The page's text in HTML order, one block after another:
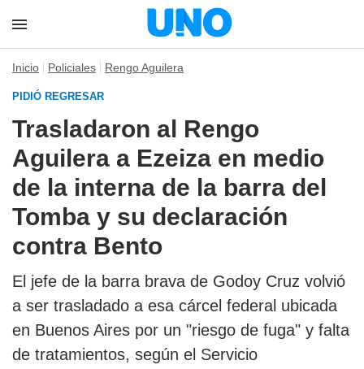
Inicio Policiales Rengo Aguilera
PIDIÓ REGRESAR
Trasladaron al Rengo
Aguilera a Ezeiza en medio
de la interna de la barra del
Tomba y su declaración
contra Bento
El jefe de la barra brava de Godoy Cruz volvió
a ser trasladado a esa cárcel federal ubicada
en Buenos Aires por un "riesgo de fuga" y falta
de tratamientos, según el Servicio